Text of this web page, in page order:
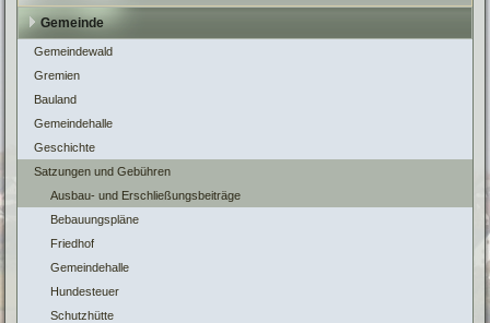
Gemeinde
Gemeindewald
Gremien
Bauland
Gemeindehalle
Geschichte
Satzungen und Gebühren
Ausbau- und Erschließungsbeiträge
Bebauungspläne
Friedhof
Gemeindehalle
Hundesteuer
Schutzhütte